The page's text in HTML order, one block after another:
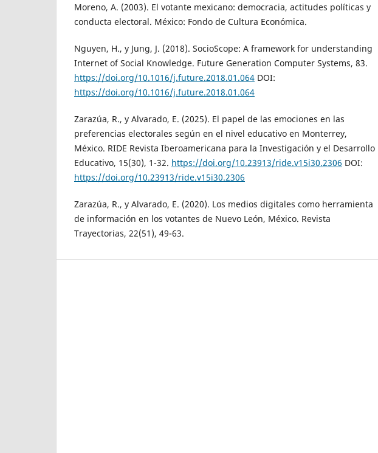
Moreno, A. (2003). El votante mexicano: democracia, actitudes políticas y
conducta electoral. México: Fondo de Cultura Económica.
Nguyen, H., y Jung, J. (2018). SocioScope: A framework for understanding
Internet of Social Knowledge. Future Generation Computer Systems, 83.
https://doi.org/10.1016/j.future.2018.01.064 DOI:
https://doi.org/10.1016/j.future.2018.01.064
Zarazúa, R., y Alvarado, E. (2025). El papel de las emociones en las
preferencias electorales según en el nivel educativo en Monterrey,
México. RIDE Revista Iberoamericana para la Investigación y el Desarrollo
Educativo, 15(30), 1-32. https://doi.org/10.23913/ride.v15i30.2306 DOI:
https://doi.org/10.23913/ride.v15i30.2306
Zarazúa, R., y Alvarado, E. (2020). Los medios digitales como herramienta
de información en los votantes de Nuevo León, México. Revista
Trayectorias, 22(51), 49-63.